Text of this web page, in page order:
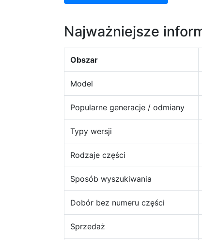
Najważniejsze
Obszar
Model
Popularne generacje / odmiany
Typy wersji
Rodzaje części
Sposób wyszukiwania
Dobór bez numeru części
Sprzedaż